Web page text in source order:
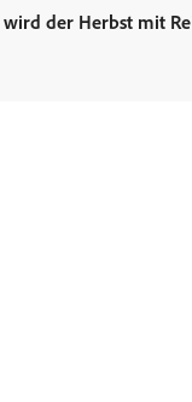
der Herbst mit